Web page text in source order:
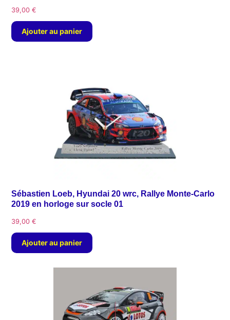
39,00 €
Ajouter au panier
Sébastien Loeb, Hyundai 20 wrc, Rallye Monte-Carlo
2019 en horloge sur socle 01
39,00 €
Ajouter au panier